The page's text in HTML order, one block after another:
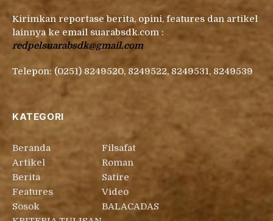
Kirimkan reportase berita, opini, features dan artikel
lainnya ke email suarabsdk.com :
redpelsuarabsdk@gmail.com
Telepon: (0251) 8249520, 8249522, 8249531, 8249539
KATEGORI
Beranda
Artikel
Berita
Features
Sosok
Filsafat
Roman
Satire
Video
BALACADAS